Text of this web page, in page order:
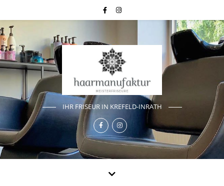
IHR FRISEUR IN KREFELD-INRATH